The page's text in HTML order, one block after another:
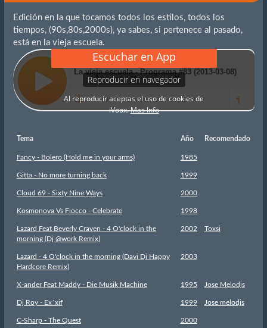
Edición en la que tocamos todos los estilos, todos los
tiempos, (90s,80s,2000s), ya sabes, si pertenece al pasado,
está en la vieja escuela.
Tema Año Recomendado
Fancy - Bolero (Hold me in your arms) 1985
Gitta - No more turning back 1999
Cloud 69 - Sixty Nine Ways 2000
Kosmonova Vs Fiocco - Celebrate 1998
Lazard Feat Beverly Craven - 4 O'clock in the
morning (Dj @work Remix)
2002 Toxsi
Lazard - 4 O'clock in the morning (Davi Dj Happy
Hardcore Remix)
2003
X-ander Feat Maddy - Die Musik Machine 1995 Jose Melodjs
Dj Roy - Ex´xif 1999 Jose melodjs
C-Sharp - The Quest 2000